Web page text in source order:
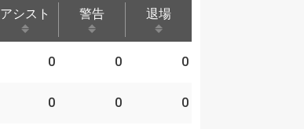
アシスト 警告 退場
0 0 0
0 0 0